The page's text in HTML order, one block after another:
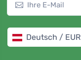
Deutsch / EUR